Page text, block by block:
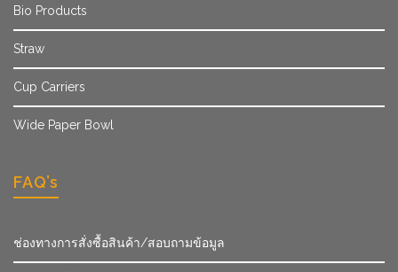
Bio Products
Straw
Cup Carriers
Wide Paper Bowl
FAQ’s
ช่องทางการสั่งซื้อสินค้า/สอบถามข้อมูล